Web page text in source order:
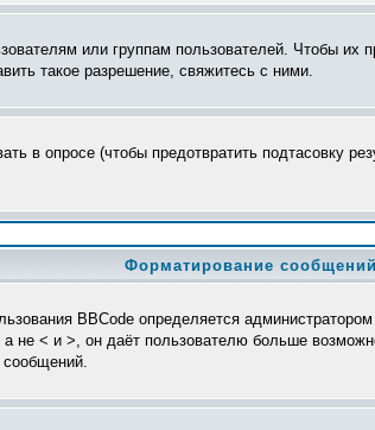
или группам пользователей. Чтобы их
такое разрешение, свяжитесь с ними.
в опросе (чтобы предотвратить
Форматирование
BBCode определяется
не < и >, он даёт пользователю больше
сообщений.